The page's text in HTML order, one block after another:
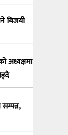
बिजयी
अध्यक्षमा